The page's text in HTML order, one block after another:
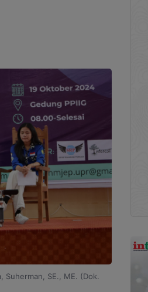
Suherman, SE., ME. (Dok.